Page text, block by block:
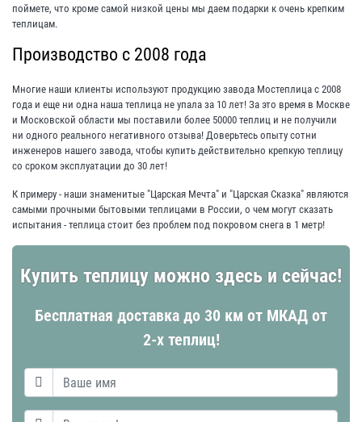
поймете, что кроме самой низкой цены мы даем подарки к очень крепким
теплицам.
Производство с 2008 года
Многие наши клиенты используют продукцию завода Мостеплица с 2008
года и еще ни одна наша теплица не упала за 10 лет! За это время в Москве
и Московской области мы поставили более 50000 теплиц и не получили
ни одного реального негативного отзыва! Доверьтесь опыту сотни
инженеров нашего завода, чтобы купить действительно крепкую теплицу
со сроком эксплуатации до 30 лет!
К примеру - наши знаменитые "Царская Мечта" и "Царская Сказка" являются
самыми прочными бытовыми теплицами в России, о чем могут сказать
испытания - теплица стоит без проблем под покровом снега в 1 метр!
Купить теплицу можно здесь и сейчас!
Бесплатная доставка до 30 км от МКАД от
2-х теплиц!